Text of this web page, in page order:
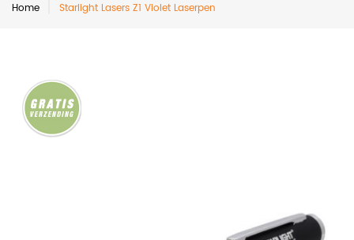
Home Starlight Lasers Z1 Violet Laserpen